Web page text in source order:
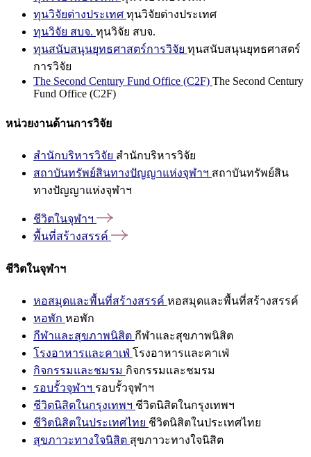
ทุนวิจัยต่างประเทศ ทุนวิจัยต่างประเทศ
ทุนวิจัย สบจ. ทุนวิจัย สบจ.
ทุนสนับสนุนยุทธศาสตร์การวิจัย ทุนสนับสนุนยุทธศาสตร์
การวิจัย
The Second Century Fund Office (C2F) The Second Century
Fund Office (C2F)
หน่วยงานด้านการวิจัย
สำนักบริหารวิจัย สำนักบริหารวิจัย
สถาบันทรัพย์สินทางปัญญาแห่งจุฬาฯ สถาบันทรัพย์สิน
ทางปัญญาแห่งจุฬาฯ
ชีวิตในจุฬาฯ
พื้นที่สร้างสรรค์
ชีวิตในจุฬาฯ
หอสมุดและพื้นที่สร้างสรรค์ หอสมุดและพื้นที่สร้างสรรค์
หอพัก หอพัก
กีฬาและสุขภาพนิสิต กีฬาและสุขภาพนิสิต
โรงอาหารและคาเฟ่ โรงอาหารและคาเฟ่
กิจกรรมและชมรม กิจกรรมและชมรม
รอบรั้วจุฬาฯ รอบรั้วจุฬาฯ
ชีวิตนิสิตในกรุงเทพฯ ชีวิตนิสิตในกรุงเทพฯ
ชีวิตนิสิตในประเทศไทย ชีวิตนิสิตในประเทศไทย
สุขภาวะทางใจนิสิต สุขภาวะทางใจนิสิต